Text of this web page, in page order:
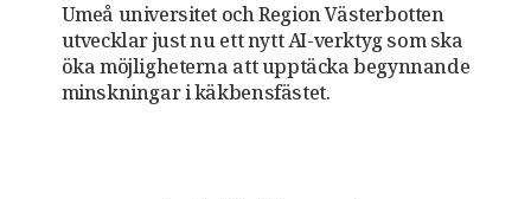
Umeå universitet och Region Västerbotten
utvecklar just nu ett nytt AI-verktyg som ska
öka möjligheterna att upptäcka begynnande
minskningar i käkbensfästet.